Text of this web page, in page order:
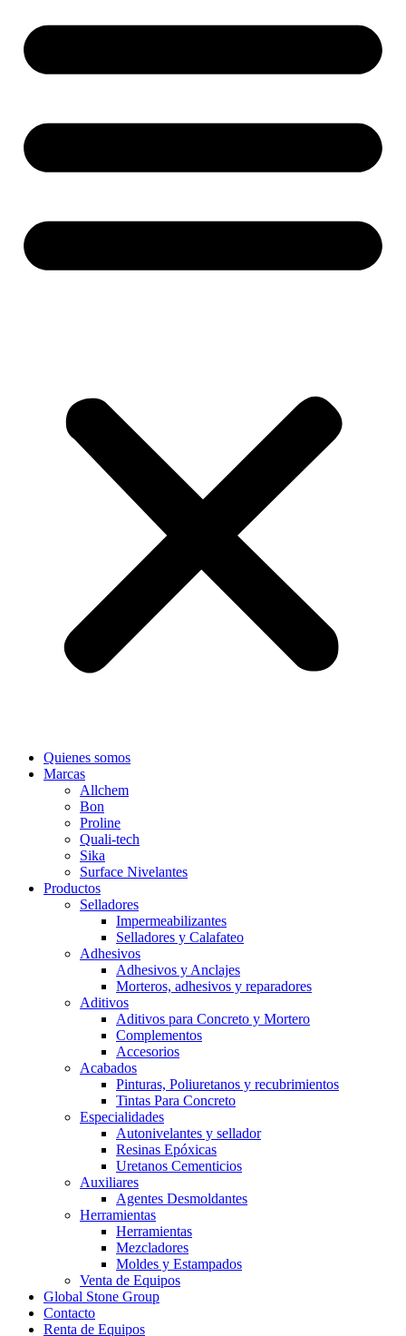
Quienes somos
Marcas
Allchem
Bon
Proline
Quali-tech
Sika
Surface Nivelantes
Productos
Selladores
Impermeabilizantes
Selladores y Calafateo
Adhesivos
Adhesivos y Anclajes
Morteros, adhesivos y reparadores
Aditivos
Aditivos para Concreto y Mortero
Complementos
Accesorios
Acabados
Pinturas, Poliuretanos y recubrimientos
Tintas Para Concreto
Especialidades
Autonivelantes y sellador
Resinas Epóxicas
Uretanos Cementicios
Auxiliares
Agentes Desmoldantes
Herramientas
Herramientas
Mezcladores
Moldes y Estampados
Venta de Equipos
Global Stone Group
Contacto
Renta de Equipos